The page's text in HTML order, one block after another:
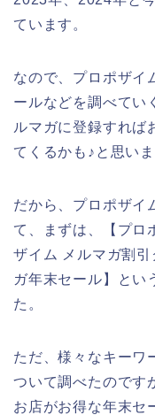
ています。
なので、プロポザイ
ールなどを調べてい
ルマガに登録すれば
てくるかも♪と思いま
だから、プロポザイ
て、まずは、【プロ
ザイム メルマガ割
ガ年末セール】とい
た。
ただ、様々なキーワ
ついて調べたのです
お店がお得な年末セ